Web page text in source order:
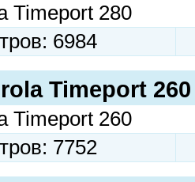
Timeport 280
6984
Timeport 260
Timeport 260
7752